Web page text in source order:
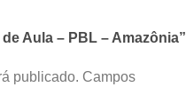
Aula – PBL – Amazônia”
publicado. Campos